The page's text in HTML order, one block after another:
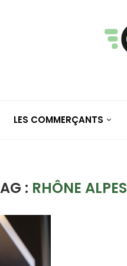
LES COMMERÇANTS
: RHÔNE ALPES